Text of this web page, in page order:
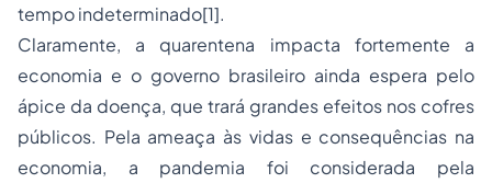
tempo indeterminado[1].
Claramente, a quarentena impacta fortemente a
economia e o governo brasileiro ainda espera pelo
ápice da doença, que trará grandes efeitos nos cofres
públicos. Pela ameaça às vidas e consequências na
economia, a pandemia foi considerada pela